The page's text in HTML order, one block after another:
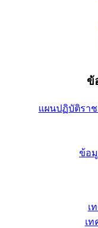
ข้
แผนปฏิบัติรา
ข้อ
เ
เ